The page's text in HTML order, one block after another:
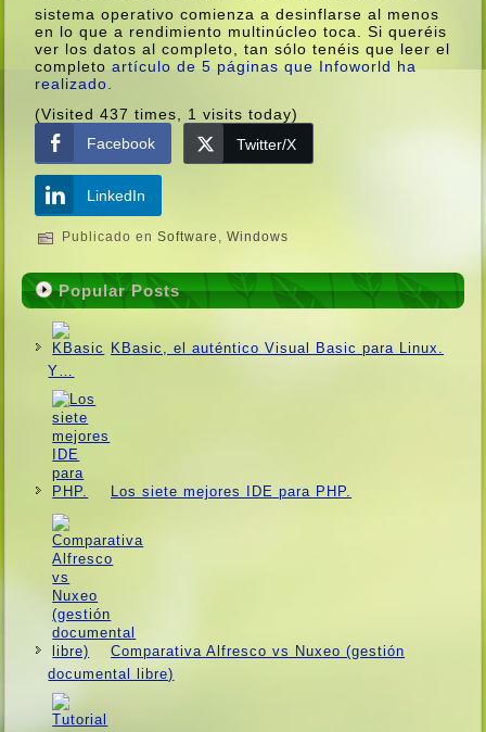
sistema operativo comienza a desinflarse al menos
en lo que a rendimiento multinúcleo toca. Si queréis
ver los datos al completo, tan sólo tenéis que leer el
completoartí­culo de 5 páginas que Infoworld ha
realizado.
(Visited 437 times, 1 visits today)
Facebook
Twitter/X
LinkedIn
Publicado en Software ,Windows
Popular Posts
KBasic, el auténtico Visual Basic para Linux.
Y…
Los siete mejores IDE para PHP.
Comparativa Alfresco vs Nuxeo (gestión
documental libre)